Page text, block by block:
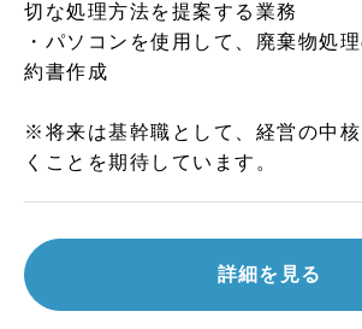
切な処理方法を提案する業務
・パソコンを使用して、廃棄物処
約書作成
※将来は基幹職として、経営の中
くことを期待しています。
詳細を見る